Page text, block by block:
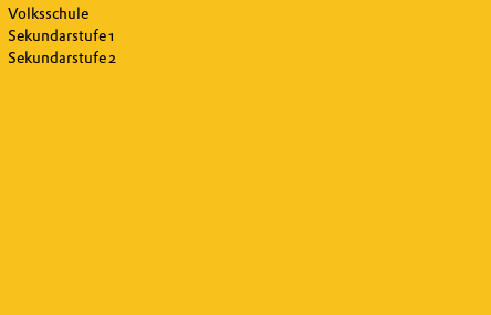
Volksschule
Sekundarstufe 1
Sekundarstufe 2